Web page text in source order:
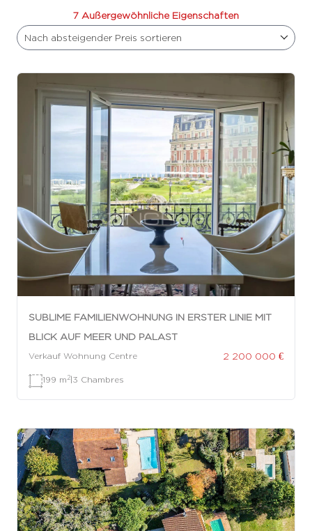
7 Außergewöhnliche Eigenschaften
Nach absteigender Preis sortieren
SUBLIME FAMILIENWOHNUNG IN ERSTER LINIE MIT
BLICK AUF MEER UND PALAST
Verkauf Wohnung Centre 2 200 000 €
199 m 2|3 Chambres